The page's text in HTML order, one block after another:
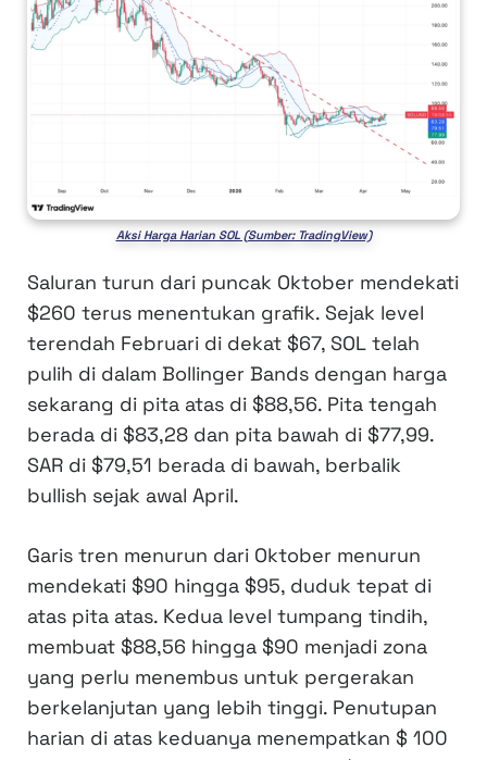
Aksi Harga Harian SOL (Sumber: TradingView)
Saluran turun dari puncak Oktober mendekati
$260 terus menentukan grafik. Sejak level
terendah Februari di dekat $67, SOL telah
pulih di dalam Bollinger Bands dengan harga
sekarang di pita atas di $88,56. Pita tengah
berada di $83,28 dan pita bawah di $77,99.
SAR di $79,51 berada di bawah, berbalik
bullish sejak awal April.
Garis tren menurun dari Oktober menurun
mendekati $90 hingga $95, duduk tepat di
atas pita atas. Kedua level tumpang tindih,
membuat $88,56 hingga $90 menjadi zona
yang perlu menembus untuk pergerakan
berkelanjutan yang lebih tinggi. Penutupan
harian di atas keduanya menempatkan $ 100